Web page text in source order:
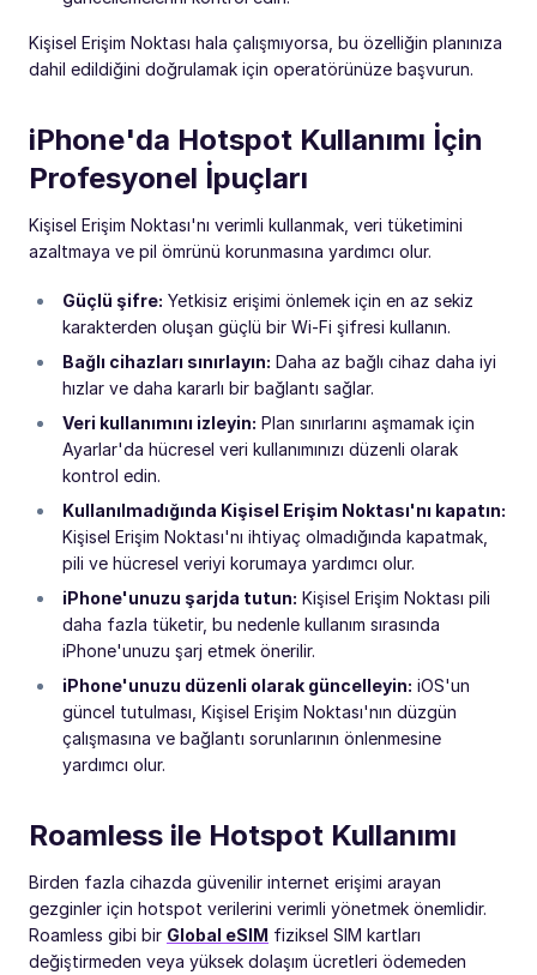
Kişisel Erişim Noktası hala çalışmıyorsa, bu özelliğin planınıza
dahil edildiğini doğrulamak için operatörünüze başvurun.
iPhone'da Hotspot Kullanımı İçin
Profesyonel İpuçları
Kişisel Erişim Noktası'nı verimli kullanmak, veri tüketimini
azaltmaya ve pil ömrünü korunmasına yardımcı olur.
Güçlü şifre: Yetkisiz erişimi önlemek için en az sekiz
karakterden oluşan güçlü bir Wi-Fi şifresi kullanın.
Bağlı cihazları sınırlayın: Daha az bağlı cihaz daha iyi
hızlar ve daha kararlı bir bağlantı sağlar.
Veri kullanımını izleyin: Plan sınırlarını aşmamak için
Ayarlar'da hücresel veri kullanımınızı düzenli olarak
kontrol edin.
Kullanılmadığında Kişisel Erişim Noktası'nı kapatın:
Kişisel Erişim Noktası'nı ihtiyaç olmadığında kapatmak,
pili ve hücresel veriyi korumaya yardımcı olur.
iPhone'unuzu şarjda tutun: Kişisel Erişim Noktası pili
daha fazla tüketir, bu nedenle kullanım sırasında
iPhone'unuzu şarj etmek önerilir.
iPhone'unuzu düzenli olarak güncelleyin: iOS'un
güncel tutulması, Kişisel Erişim Noktası'nın düzgün
çalışmasına ve bağlantı sorunlarının önlenmesine
yardımcı olur.
Roamless ile Hotspot Kullanımı
Birden fazla cihazda güvenilir internet erişimi arayan
gezginler için hotspot verilerini verimli yönetmek önemlidir.
Roamless gibi bir Global eSIM fiziksel SIM kartları
değiştirmeden veya yüksek dolaşım ücretleri ödemeden